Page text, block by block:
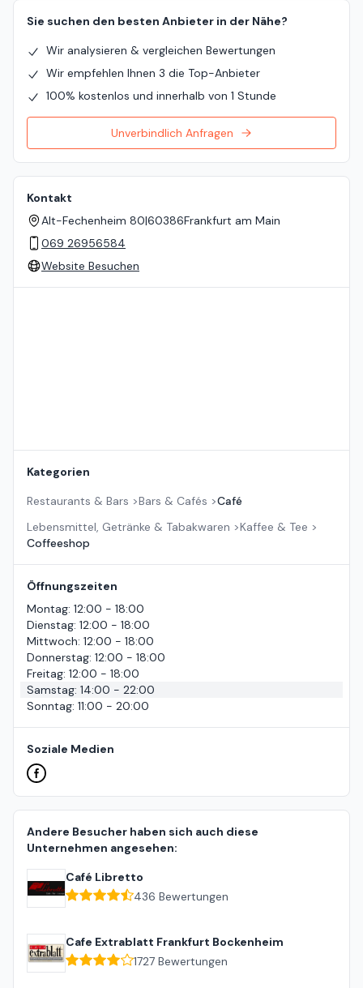
Sie suchen den besten Anbieter in der Nähe?
Wir analysieren & vergleichen Bewertungen
Wir empfehlen Ihnen 3 die Top-Anbieter
100% kostenlos und innerhalb von 1 Stunde
Unverbindlich Anfragen
Kontakt
Alt-Fechenheim 80|60386Frankfurt am Main
069 26956584
Website Besuchen
Kategorien
Restaurants & Bars >Bars & Cafés >Café
Lebensmittel, Getränke & Tabakwaren >Kaffee & Tee >
Coffeeshop
Öffnungszeiten
Montag: 12:00 - 18:00
Dienstag: 12:00 - 18:00
Mittwoch: 12:00 - 18:00
Donnerstag: 12:00 - 18:00
Freitag: 12:00 - 18:00
Samstag: 14:00 - 22:00
Sonntag: 11:00 - 20:00
Soziale Medien
Andere Besucher haben sich auch diese
Unternehmen angesehen:
Café Libretto
436 Bewertungen
Cafe Extrablatt Frankfurt Bockenheim
1727 Bewertungen